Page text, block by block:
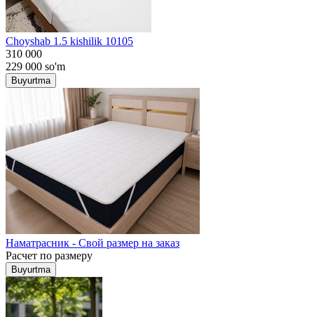
Choyshab 1.5 kishilik 10105
310 000
229 000 so'm
Buyurtma
Наматрасник - Свой размер на заказ
Расчет по размеру
Buyurtma